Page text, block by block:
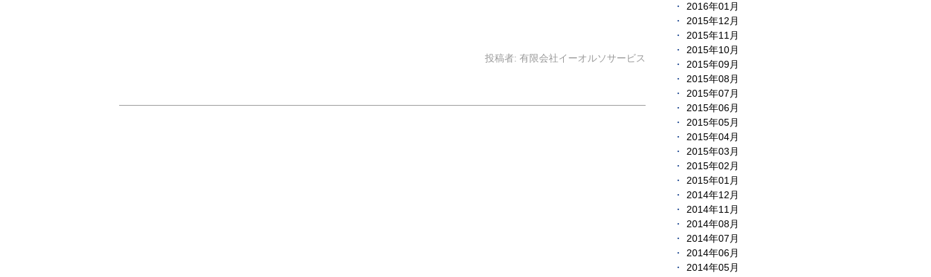
投稿者: 有限会社イーオルソサービス
2016年01月
2015年12月
2015年11月
2015年10月
2015年09月
2015年08月
2015年07月
2015年06月
2015年05月
2015年04月
2015年03月
2015年02月
2015年01月
2014年12月
2014年11月
2014年08月
2014年07月
2014年06月
2014年05月